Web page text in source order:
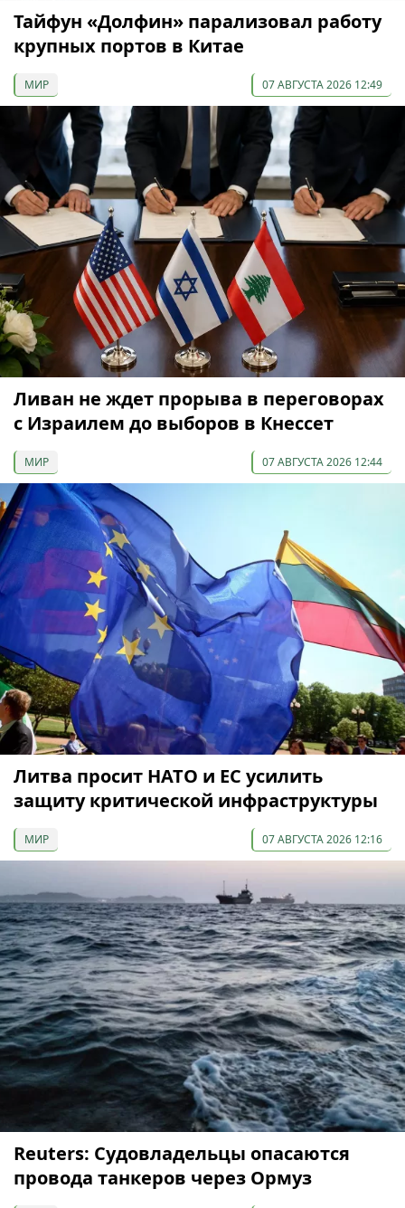
Тайфун «Долфин» парализовал работу
крупных портов в Китае
МИР 07 АВГУСТА 2026 12:49
Ливан не ждет прорыва в переговорах
с Израилем до выборов в Кнессет
МИР 07 АВГУСТА 2026 12:44
Литва просит НАТО и ЕС усилить
защиту критической инфраструктуры
МИР 07 АВГУСТА 2026 12:16
Reuters: Судовладельцы опасаются
провода танкеров через Ормуз